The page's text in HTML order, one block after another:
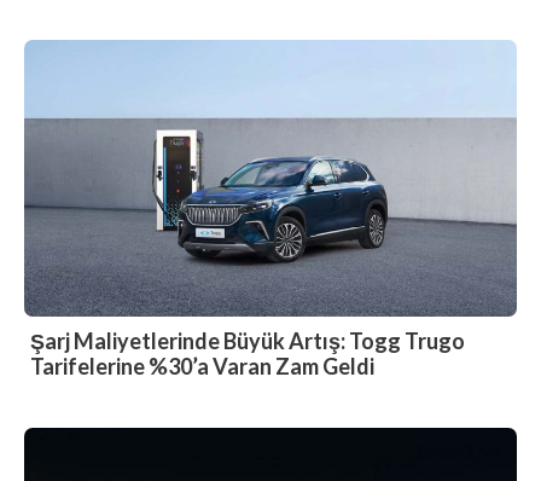
Şarj Maliyetlerinde Büyük Artış: Togg Trugo
Tarifelerine %30’a Varan Zam Geldi